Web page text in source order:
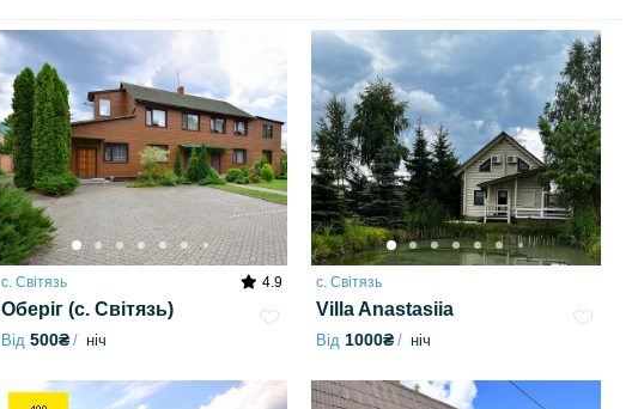
с. Світязь 4.9
Оберіг (с. Світязь)
Від 500₴ ніч
с. Світязь
Villa Anastasiia
Від 1000₴ ніч